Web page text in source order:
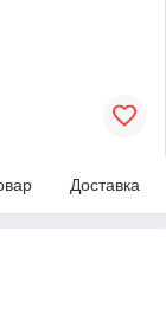
Доставка